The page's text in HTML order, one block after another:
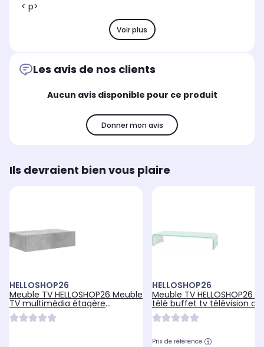
< p>
Voir plus
Les avis de nos clients
Aucun avis disponible pour ce produit
Donner mon avis
Ils devraient bien vous plaire
HELLOSHOP26
Meuble TV HELLOSHOP26 Meuble
TV multimédia étagère
télévision
HELLOSHOP26
Meuble TV HELLOSHOP26
télé buffet tv télévision
Prix de référence